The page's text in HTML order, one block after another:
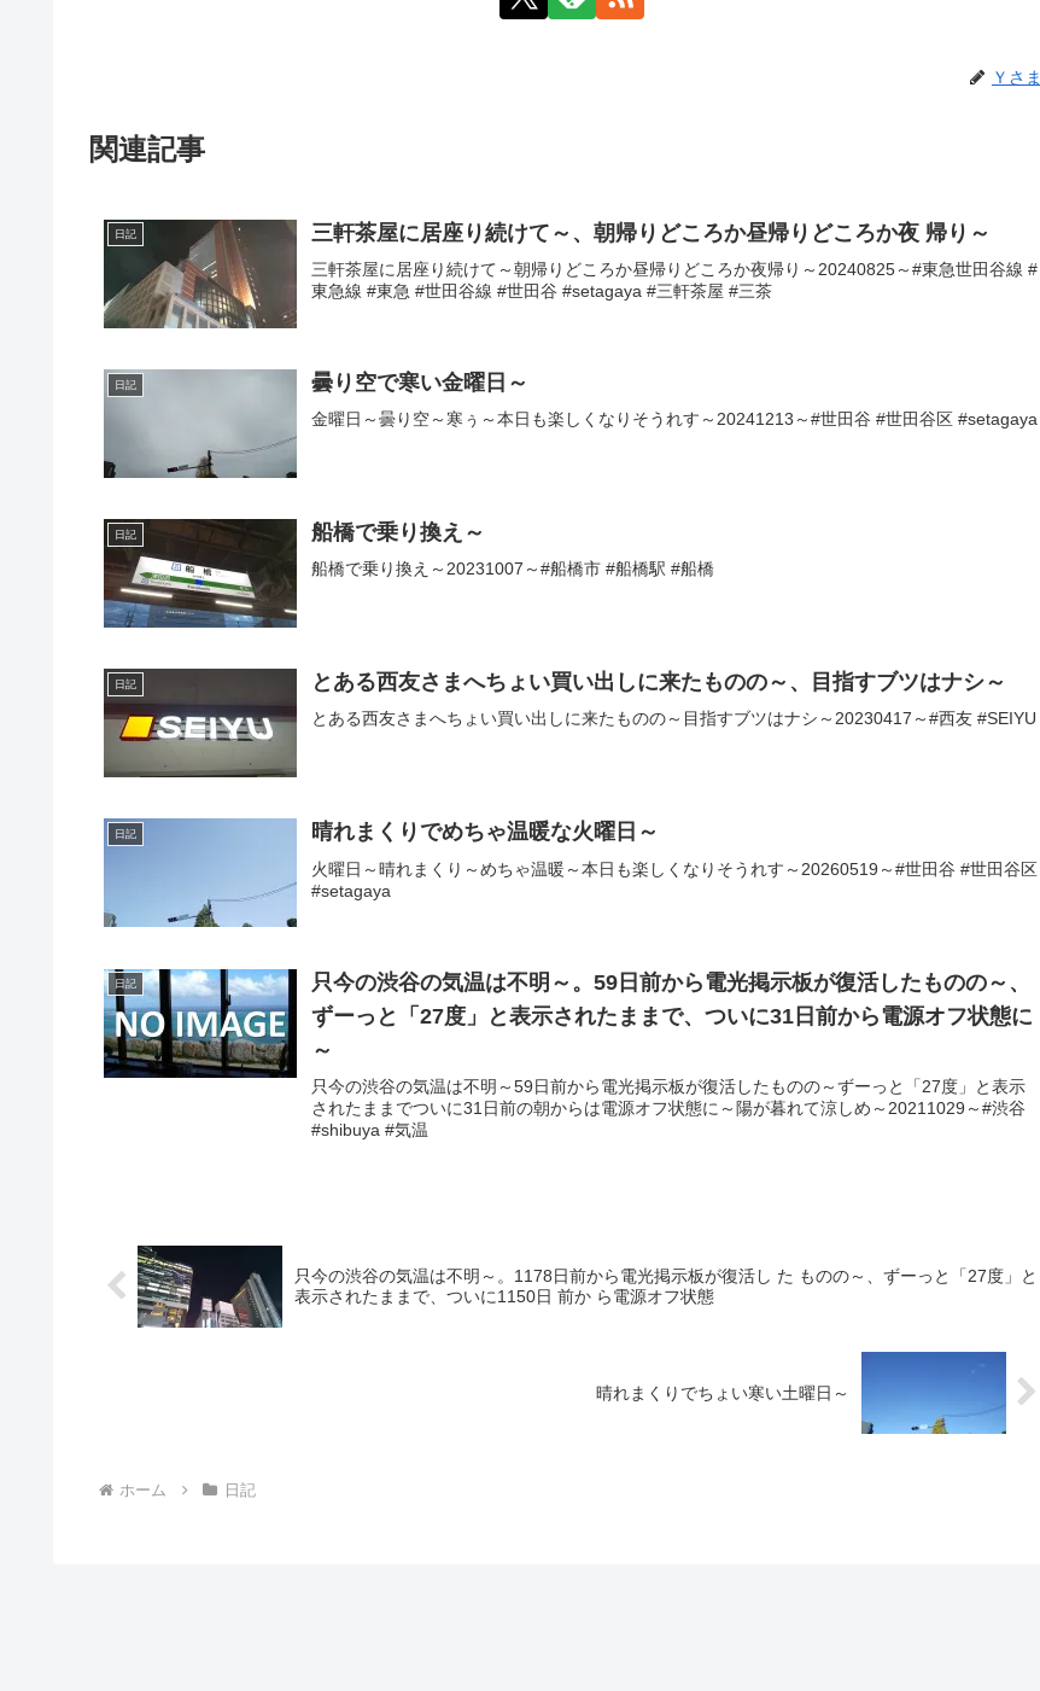
Ｙさま
関連記事
日記 三軒茶屋に居座り続けて～、朝帰りどころか昼帰りどころか夜 帰り～
三軒茶屋に居座り続けて～朝帰りどころか昼帰りどころか夜帰り～20240825～#東急世田谷線 #
東急線 #東急 #世田谷線 #世田谷 #setagaya #三軒茶屋 #三茶
日記 曇り空で寒い金曜日～
金曜日～曇り空～寒ぅ～本日も楽しくなりそうれす～20241213～#世田谷 #世田谷区 #setagaya
日記 船橋で乗り換え～
船橋で乗り換え～20231007～#船橋市 #船橋駅 #船橋
日記 とある西友さまへちょい買い出しに来たものの～、目指すブツはナシ～
とある西友さまへちょい買い出しに来たものの～目指すブツはナシ～20230417～#西友 #SEIYU
日記 晴れまくりでめちゃ温暖な火曜日～
火曜日～晴れまくり～めちゃ温暖～本日も楽しくなりそうれす～20260519～#世田谷 #世田谷区
#setagaya
日記
只今の渋谷の気温は不明～。59日前から電光掲示板が復活したものの～、
ずーっと「27度」と表示されたままで、ついに31日前から電源オフ状態に
～
只今の渋谷の気温は不明～59日前から電光掲示板が復活したものの～ずーっと「27度」と表示
されたままでついに31日前の朝からは電源オフ状態に～陽が暮れて涼しめ～20211029～#渋谷
#shibuya #気温
只今の渋谷の気温は不明～。1178日前から電光掲示板が復活し た ものの～、ずーっと「27度」と
表示されたままで、ついに1150日 前か ら電源オフ状態
晴れまくりでちょい寒い土曜日～
ホーム 日記